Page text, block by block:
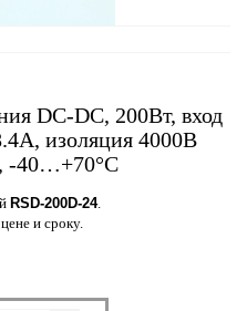
DC-DC, 200Вт, вход
изоляция 4000В
-40…+70°С
RSD-200D-24.
и сроку.